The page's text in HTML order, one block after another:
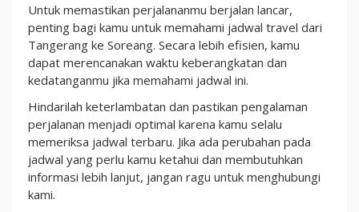
Untuk memastikan perjalananmu berjalan lancar,
penting bagi kamu untuk memahami jadwal travel dari
Tangerang ke Soreang. Secara lebih efisien, kamu
dapat merencanakan waktu keberangkatan dan
kedatanganmu jika memahami jadwal ini.
Hindarilah keterlambatan dan pastikan pengalaman
perjalanan menjadi optimal karena kamu selalu
memeriksa jadwal terbaru. Jika ada perubahan pada
jadwal yang perlu kamu ketahui dan membutuhkan
informasi lebih lanjut, jangan ragu untuk menghubungi
kami.